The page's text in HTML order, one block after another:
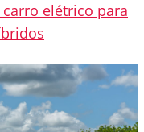
elétrico para